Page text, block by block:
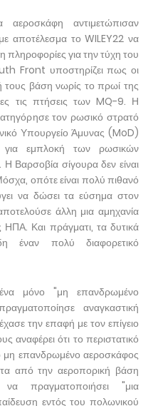
αντιμετώπισαν
με αποτέλεσμα το WILEY22 να
πληροφορίες για την τύχη του
Front υποστηρίζει πως οι
τους βάση νωρίς το πρωί της
τις πτήσεις των MQ-9. Η
τον ρωσικό στρατό
Υπουργείο Άμυνας (MoD)
για εμπλοκή των ρωσικών
Βαρσοβία σίγουρα δεν είναι
οπότε είναι πολύ πιθανό
να δώσει τα εύσημα στον
άλλη μια αμηχανία
Και πράγματι, τα δυτικά
έναν πολύ διαφορετικό
μόνο "μη επανδρωμένο
αναγκαστική
την επαφή με τον επίγειο
αναφέρει ότι το περιστατικό
μη επανδρωμένο αεροσκάφος
από την αεροπορική βάση
πραγματοποιήσει "μια
εντός του πολωνικού